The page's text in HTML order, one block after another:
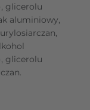
glicerolu
aluminiowy,
glicerolu